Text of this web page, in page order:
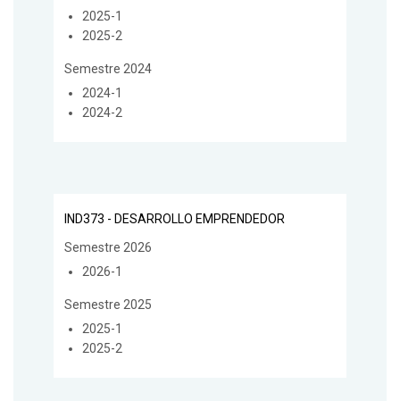
2025-1
2025-2
Semestre 2024
2024-1
2024-2
IND373 - DESARROLLO EMPRENDEDOR
Semestre 2026
2026-1
Semestre 2025
2025-1
2025-2